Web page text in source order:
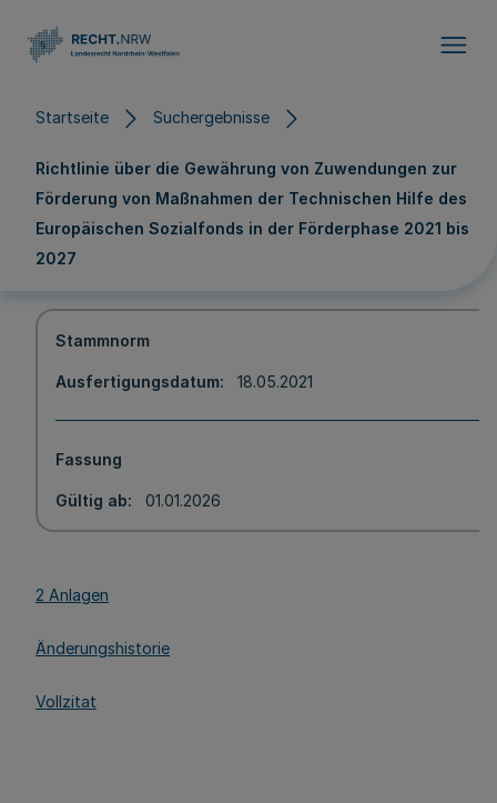
Startseite Suchergebnisse
Richtlinie über die Gewährung von Zuwendungen zur
Förderung von Maßnahmen der Technischen Hilfe des
Europäischen Sozialfonds in der Förderphase 2021 bis
2027
Stammnorm
Ausfertigungsdatum 18.05.2021
Fassung
Gültig ab 01.01.2026
2 Anlagen
Änderungshistorie
Vollzitat